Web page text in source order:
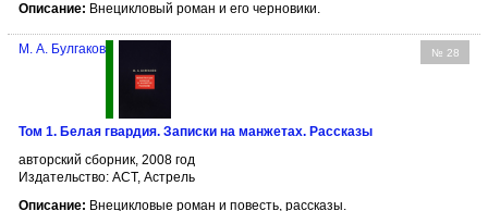
Описание: Внецикловый роман и его черновики.
№ 28
М. А. Булгаков
Том 1. Белая гвардия. Записки на манжетах. Рассказы
авторский сборник, 2008 год
Издательство: АСТ, Астрель
Описание: Внецикловые роман и повесть, рассказы.